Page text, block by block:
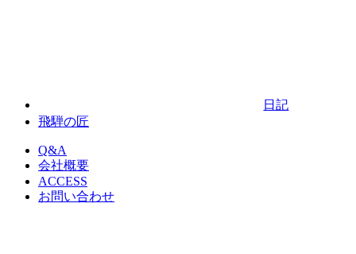
日記
飛騨の匠
Q&A
会社概要
ACCESS
お問い合わせ